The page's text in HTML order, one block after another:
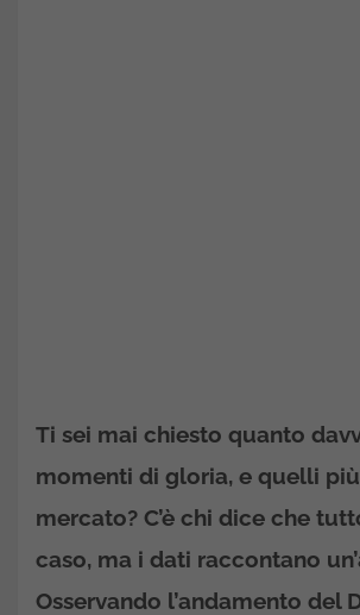
Ti sei mai chiesto quanto
momenti di gloria, e quelli
mercato? C’è chi dice che
caso, ma i dati raccontano
Osservando l’andamento del